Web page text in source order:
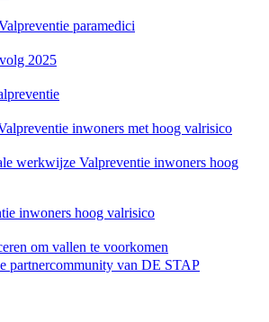
paramedici
2025
inwoners met hoog valrisico
werkwijze Valpreventie inwoners hoog
inwoners hoog valrisico
om vallen te voorkomen
partnercommunity van DE STAP